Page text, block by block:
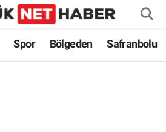
Spor Bölgeden Safranbolu